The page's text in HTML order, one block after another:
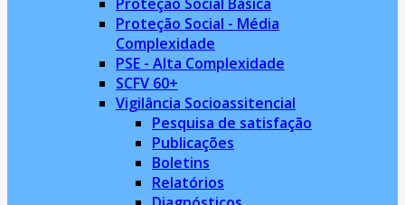
Proteção Social - Média
Complexidade
PSE - Alta Complexidade
SCFV 60+
Vigilância Socioassitencial
Pesquisa de satisfação
Publicações
Boletins
Relatórios